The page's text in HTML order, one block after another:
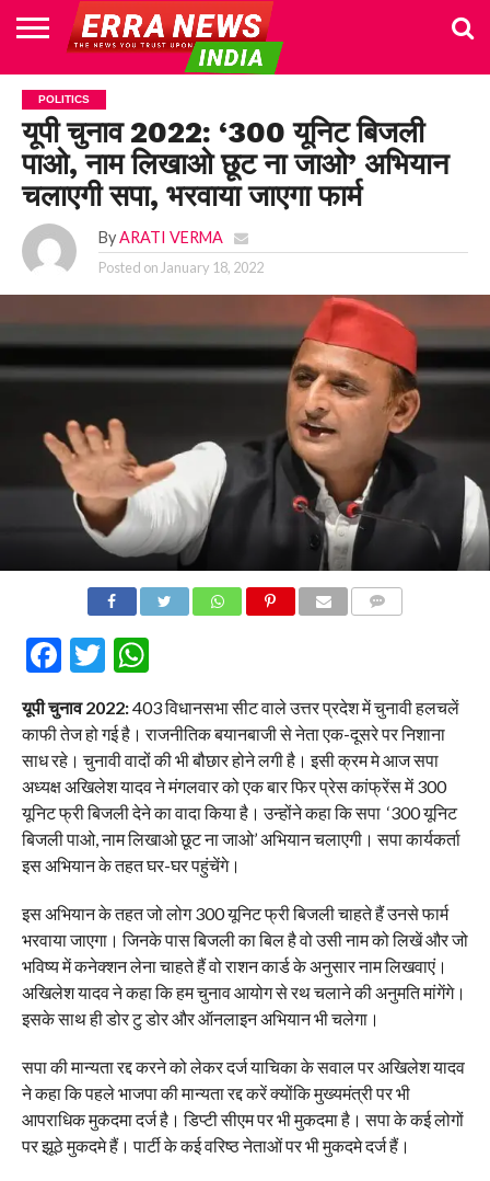
HOME
POLITICS
NEWS
BUSINESS
CULTURE
NATIONAL
SPORTS
LIFESTYLE
TRAVEL
OPINION
BREAKING
NEWS
ENTERTAINMENT
WORLD
CRIME
JOIN
US
POLITICS
यूपी चुनाव 2022: ‘300 यूनिट बिजली
पाओ, नाम लिखाओ छूट ना जाओ’ अभियान
चलाएगी सपा, भरवाया जाएगा फार्म
By ARATI VERMA
Posted on January 18, 2022
Facebook
Twitter
WhatsApp
यूपी चुनाव 2022:403 विधानसभा सीट वाले उत्तर प्रदेश में चुनावी हलचलें
काफी तेज हो गई है। राजनीतिक बयानबाजी से नेता एक-दूसरे पर निशाना
साध रहे। चुनावी वादों की भी बौछार होने लगी है। इसी क्रम मे आज सपा
अध्यक्ष अखिलेश यादव ने मंगलवार को एक बार फिर प्रेस कांफ्रेंस में 300
यूनिट फ्री बिजली देने का वादा किया है। उन्होंने कहा कि सपा ‘300 यूनिट
बिजली पाओ, नाम लिखाओ छूट ना जाओ’ अभियान चलाएगी। सपा कार्यकर्ता
इस अभियान के तहत घर-घर पहुंचेंगे।
इस अभियान के तहत जो लोग 300 यूनिट फ्री बिजली चाहते हैं उनसे फार्म
भरवाया जाएगा। जिनके पास बिजली का बिल है वो उसी नाम को लिखें और जो
भविष्य में कनेक्शन लेना चाहते हैं वो राशन कार्ड के अनुसार नाम लिखवाएं।
अखिलेश यादव ने कहा कि हम चुनाव आयोग से रथ चलाने की अनुमति मांगेंगे।
इसके साथ ही डोर टु डोर और ऑनलाइन अभियान भी चलेगा।
सपा की मान्यता रद्द करने को लेकर दर्ज याचिका के सवाल पर अखिलेश यादव
ने कहा कि पहले भाजपा की मान्यता रद्द करें क्योंकि मुख्यमंत्री पर भी
आपराधिक मुकदमा दर्ज है। डिप्टी सीएम पर भी मुकदमा है। सपा के कई लोगों
पर झूठे मुकदमे हैं। पार्टी के कई वरिष्ठ नेताओं पर भी मुकदमे दर्ज हैं।